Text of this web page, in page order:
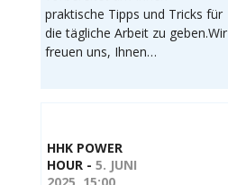
praktische Tipps und Tricks für
die tägliche Arbeit zu geben.Wir
freuen uns, Ihnen…
HHK POWER
HOUR - 5. JUNI
2025, 15:00